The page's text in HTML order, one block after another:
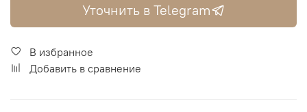
Уточнить в Telegram
В избранное
Добавить в сравнение